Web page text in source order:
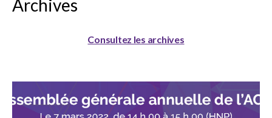
Archives
Consultez les archives